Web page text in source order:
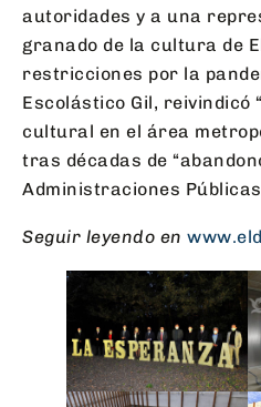
autoridades y a una
granado de la cultura de
restricciones por la
Escolástico Gil, reivindicó
cultural en el área
tras décadas de
Administraciones
Seguir leyendo en